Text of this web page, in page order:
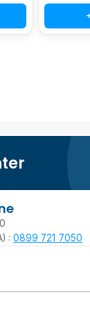
: 0899 721 7050